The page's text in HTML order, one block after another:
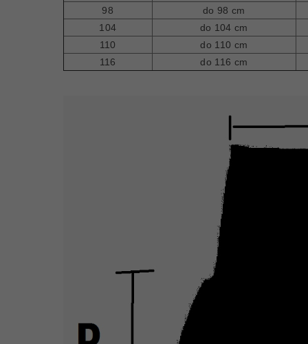
98
do 98 cm
104
do 104 cm
110
do 110 cm
116
do 116 cm